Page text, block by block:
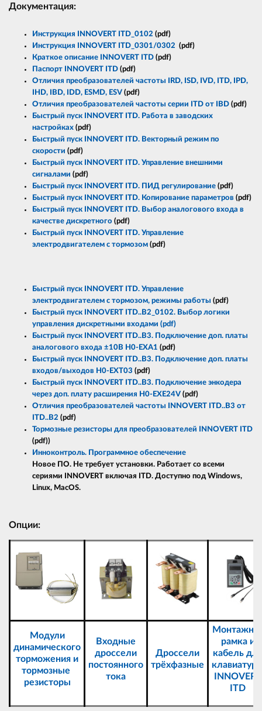
Документация:
Инструкция INNOVERT ITD_0102 (pdf)
Инструкция INNOVERT ITD_0301/0302 (pdf)
Краткое описание INNOVERT ITD (pdf)
Паспорт INNOVERT ITD (pdf)
Отличия преобразователей частоты IRD, ISD, IVD, ITD, IPD,
IHD, IBD, IDD, ESMD, ESV (pdf)
Отличия преобразователей частоты серии ITD от IBD (pdf)
Быстрый пуск INNOVERT ITD. Работа в заводских
настройках (pdf)
Быстрый пуск INNOVERT ITD. Векторный режим по
скорости (pdf)
Быстрый пуск INNOVERT ITD. Управление внешними
сигналами (pdf)
Быстрый пуск INNOVERT ITD. ПИД регулирование (pdf)
Быстрый пуск INNOVERT ITD. Копирование параметров (pdf)
Быстрый пуск INNOVERT ITD. Выбор аналогового входа в
качестве дискретного (pdf)
Быстрый пуск INNOVERT ITD. Управление
электродвигателем с тормозом (pdf)
Быстрый пуск INNOVERT ITD. Управление
электродвигателем с тормозом, режимы работы (pdf)
Быстрый пуск INNOVERT ITD..B2_0102. Выбор логики
управления дискретными входами (pdf)
Быстрый пуск INNOVERT ITD..B3. Подключение доп. платы
аналогового входа ±10В H0-EXA1 (pdf)
Быстрый пуск INNOVERT ITD..B3. Подключение доп. платы
входов/выходов H0-EXT03 (pdf)
Быстрый пуск INNOVERT ITD..B3. Подключение энкодера
через доп. плату расширения H0-EXE24V (pdf)
Отличия преобразователей частоты INNOVERT ITD..B3 от
ITD..B2 (pdf)
Тормозные резисторы для преобразователей INNOVERT ITD
(pdf))
Инноконтроль. Программное обеспечение
Новое ПО. Не требует установки. Работает со всеми
сериями INNOVERT включая ITD. Доступно под Windows,
Linux, MacOS.
Опции:
Модули
динамического
торможения и
тормозные
резисторы
Входные
дроссели
постоянного
тока
Дроссели
трёхфазные
рамка и
кабель для
INNOVERT
ITD